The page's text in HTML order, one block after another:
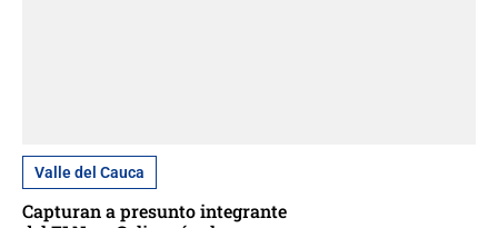
Valle del Cauca
Capturan a presunto integrante